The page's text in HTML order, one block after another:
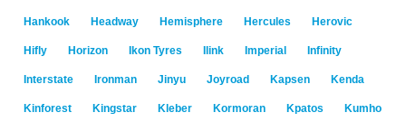
Hankook Headway Hemisphere Hercules Herovic
Hifly Horizon Ikon Tyres Ilink Imperial Infinity
Interstate Ironman Jinyu Joyroad Kapsen Kenda
Kinforest Kingstar Kleber Kormoran Kpatos Kumho